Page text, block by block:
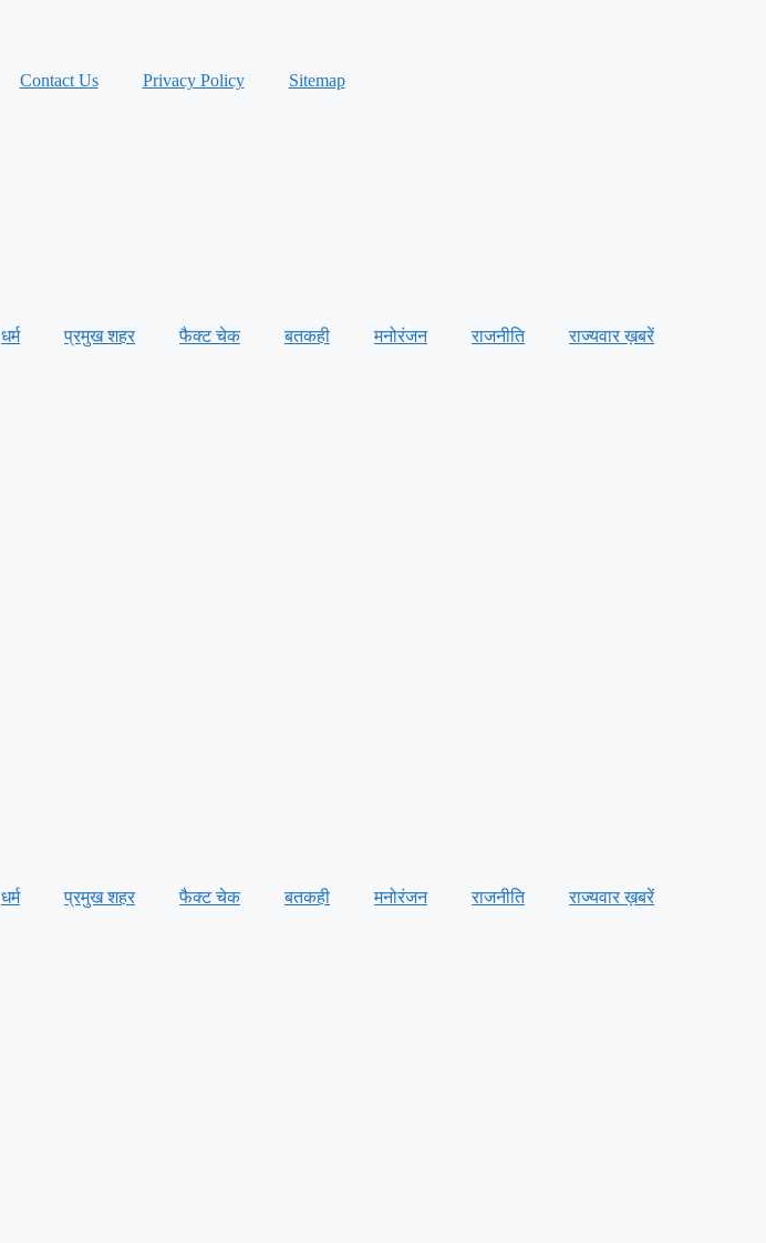
Contact Us Privacy Policy Sitemap
धर्म प्रमुख शहर फैक्ट चेक बतकही मनोरंजन राजनीति राज्यवार ख़बरें
धर्म प्रमुख शहर फैक्ट चेक बतकही मनोरंजन राजनीति राज्यवार ख़बरें